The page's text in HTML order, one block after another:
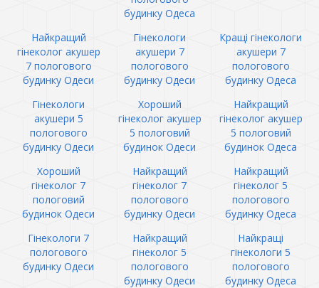
будинку Одеса
Найкращий
гінеколог акушер
7 пологового
будинку Одеси
Гінекологи
акушери 7
пологового
будинку Одеси
Кращі гінекологи
акушери 7
пологового
будинку Одеса
Гінекологи
акушери 5
пологового
будинку Одеси
Хороший
гінеколог акушер
5 пологовий
будинок Одеси
Найкращий
гінеколог акушер
5 пологовий
будинок Одеса
Хороший
гінеколог 7
пологовий
будинок Одеси
Найкращий
гінеколог 7
пологового
будинку Одеси
Найкращий
гінеколог 5
пологового
будинку Одеса
Гінекологи 7
пологового
будинку Одеси
Найкращий
гінеколог 5
пологового
будинку Одеси
Найкращі
гінекологи 5
пологового
будинку Одеса